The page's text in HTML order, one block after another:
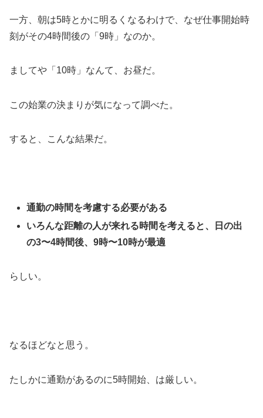
一方、朝は5時とかに明るくなるわけで、なぜ仕事開始時
刻がその4時間後の「9時」なのか。
ましてや「10時」なんて、お昼だ。
この始業の決まりが気になって調べた。
すると、こんな結果だ。
通勤の時間を考慮する必要がある
いろんな距離の人が来れる時間を考えると、日の出
の3〜4時間後、9時〜10時が最適
らしい。
なるほどなと思う。
たしかに通勤があるのに5時開始、は厳しい。